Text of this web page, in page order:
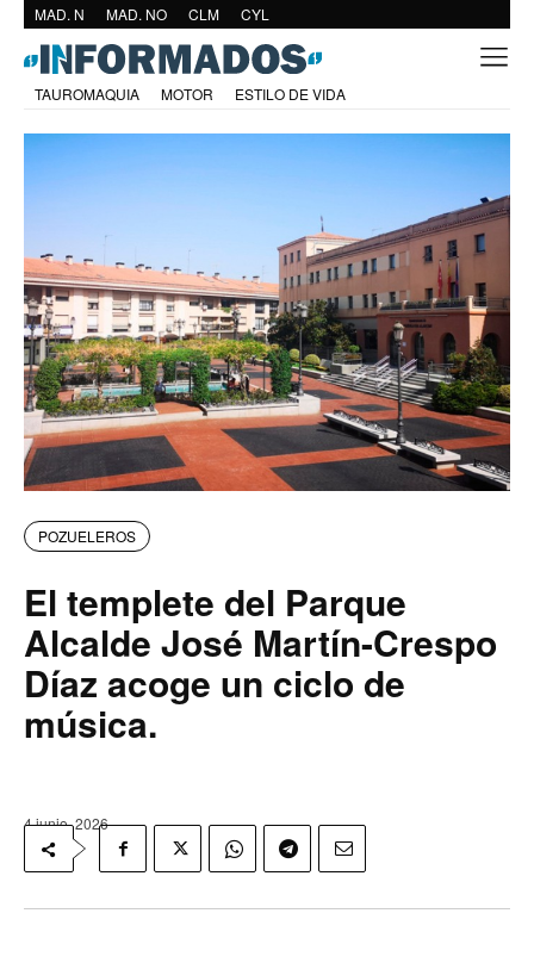
MAD. N MAD. NO CLM CYL
TAUROMAQUIA MOTOR ESTILO DE VIDA
POZUELEROS
El templete del Parque
Alcalde José Martín-Crespo
Díaz acoge un ciclo de
música.
4 junio, 2026